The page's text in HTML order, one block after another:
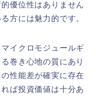
優位性はありません
方には魅力的です。
イクロモジュールギ
巻き心地の質にあり
性能差が確実に存在
ば投資価値は十分あ